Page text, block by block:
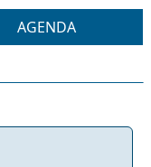
AGENDA